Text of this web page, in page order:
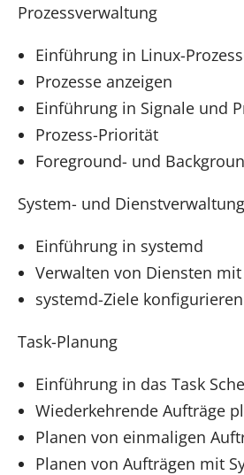
Prozessverwaltung
Einführung in Linux-
Prozesse anzeigen
Einführung in Signale und
Prozess-Priorität
Foreground- und
System- und Dienstverwaltung
Einführung in systemd
Verwalten von Diensten
systemd-Ziele konfigurieren
Task-Planung
Einführung in das Task
Wiederkehrende Aufträge
Planen von einmaligen
Planen von Aufträgen mit